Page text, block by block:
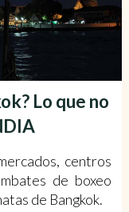
Lo que no
centros
de boxeo
de Bangkok.